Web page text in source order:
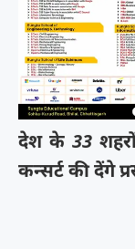
देश के 33
कन्सर्ट की देंगे